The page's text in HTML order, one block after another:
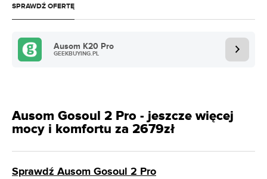
SPRAWDŹ OFERTĘ
Ausom K20 Pro
GEEKBUYING.PL
Ausom Gosoul 2 Pro - jeszcze więcej
mocy i komfortu za 2679zł
Sprawdź Ausom Gosoul 2 Pro